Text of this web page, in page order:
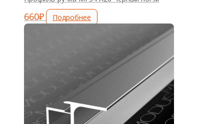
660₽ Подробнее